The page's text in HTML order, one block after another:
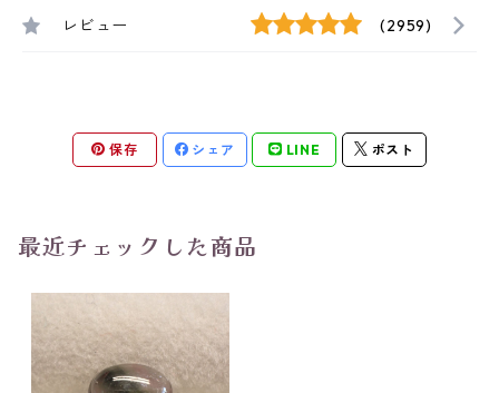
レビュー (2959)
保存 シェア LINE ポスト
最近チェックした商品